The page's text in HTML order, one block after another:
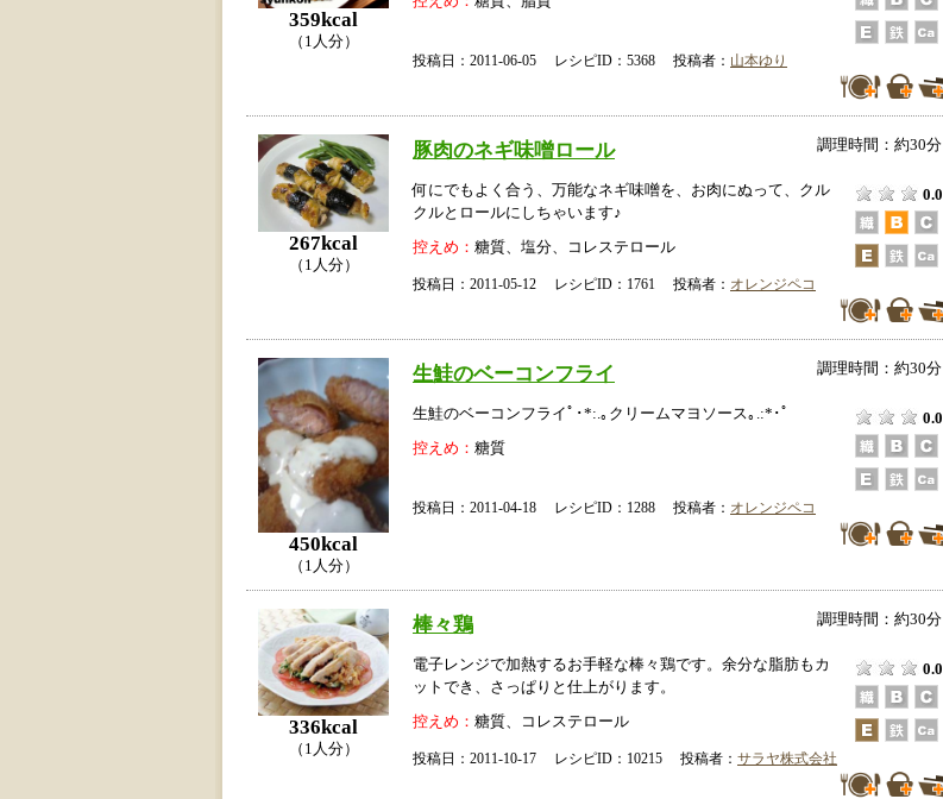
359kcal
（1人分）
投稿日：2011-06-05 レシピID：5368 投稿者： 山本ゆり
267kcal
（1人分）
豚肉のネギ味噌ロール 調理時間：約30分
何にでもよく合う、万能なネギ味噌を、お肉にぬって、クル
クルとロールにしちゃいます♪
0.0
控えめ： 糖質、塩分、コレステロール
投稿日：2011-05-12 レシピID：1761 投稿者： オレンジペコ
450kcal
（1人分）
生鮭のベーコンフライ 調理時間：約30分
生鮭のベーコンフライﾟ･*:.｡クリームマヨソース｡.:*･ﾟ
0.0
控えめ： 糖質
投稿日：2011-04-18 レシピID：1288 投稿者： オレンジペコ
336kcal
（1人分）
棒々鶏 調理時間：約30分
電子レンジで加熱するお手軽な棒々鶏です。余分な脂肪もカ
ットでき、さっぱりと仕上がります。
0.0
控えめ： 糖質、コレステロール
投稿日：2011-10-17 レシピID：10215 投稿者： サラヤ株式会社